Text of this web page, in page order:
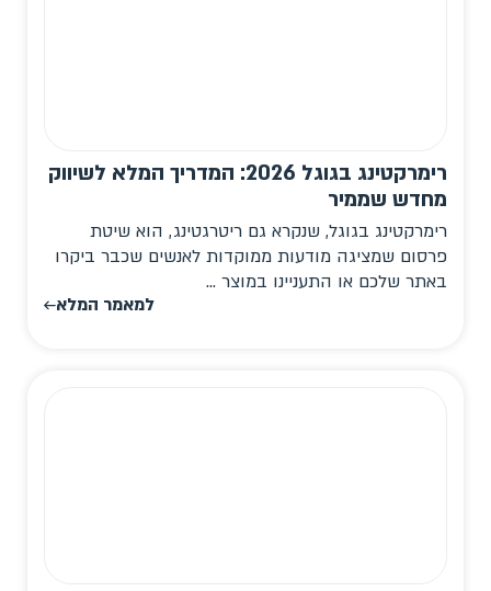
רימרקטינג בגוגל 2026: המדריך המלא לשיווק
מחדש שממיר
רימרקטינג בגוגל, שנקרא גם ריטרגטינג, הוא שיטת
פרסום שמציגה מודעות ממוקדות לאנשים שכבר ביקרו
באתר שלכם או התעניינו במוצר ...
למאמר המלא